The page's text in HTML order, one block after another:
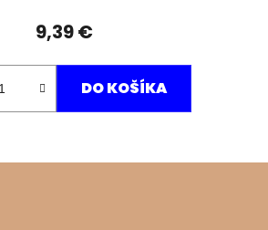
9,39 €
DO KOŠÍKA